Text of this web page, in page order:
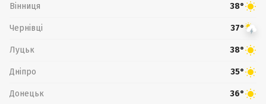
Вінниця 38°
Чернівці 37°
Луцьк 38°
Дніпро 35°
Донецьк 36°